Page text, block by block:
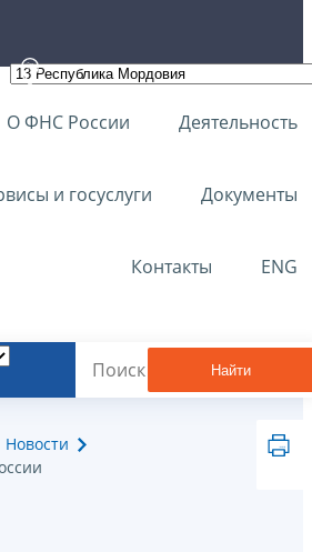
О ФНС России Деятельность
и госуслуги Документы
Контакты ENG
Найти
Новости